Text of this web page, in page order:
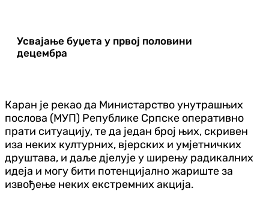
Усвајање буџета у првој половини
децембра
Каран је рекао да Министарство унутрашњих
послова (МУП) Републике Српске оперативно
прати ситуацију, те да један број њих, скривен
иза неких културних, вјерских и умјетничких
друштава, и даље дјелује у ширењу радикалних
идеја и могу бити потенцијално жариште за
извођење неких екстремних акција.